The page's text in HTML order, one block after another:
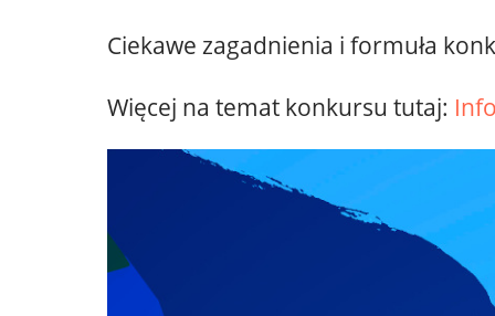
Ciekawe zagadnienia i formuła
Więcej na temat konkursu tutaj: